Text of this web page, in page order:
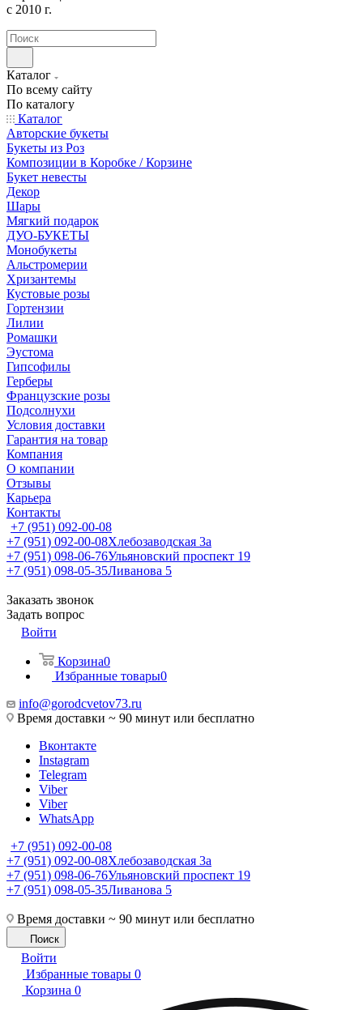
с 2010 г.
Каталог
По всему сайту
По каталогу
Каталог
Авторские букеты
Букеты из Роз
Композиции в Коробке / Корзине
Букет невесты
Декор
Шары
Мягкий подарок
ДУО-БУКЕТЫ
Монобукеты
Альстромерии
Хризантемы
Кустовые розы
Гортензии
Лилии
Ромашки
Эустома
Гипсофилы
Герберы
Французские розы
Подсолнухи
Условия доставки
Гарантия на товар
Компания
О компании
Отзывы
Карьера
Контакты
+7 (951) 092-00-08
+7 (951) 092-00-08Хлебозаводская 3а
+7 (951) 098-06-76Ульяновский проспект 19
+7 (951) 098-05-35Ливанова 5
Заказать звонок
Задать вопрос
Войти
Корзина0
Избранные товары0
info@gorodcvetov73.ru
Время доставки ~ 90 минут или бесплатно
Вконтакте
Instagram
Telegram
Viber
Viber
WhatsApp
+7 (951) 092-00-08
+7 (951) 092-00-08Хлебозаводская 3а
+7 (951) 098-06-76Ульяновский проспект 19
+7 (951) 098-05-35Ливанова 5
Время доставки ~ 90 минут или бесплатно
Поиск
Войти
Избранные товары 0
Корзина 0